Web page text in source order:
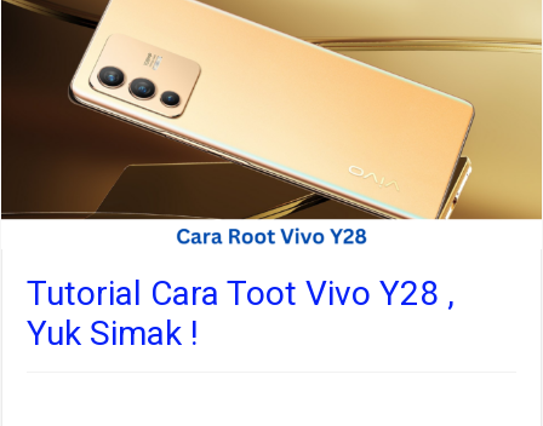
Tutorial Cara Toot Vivo Y28 ,
Yuk Simak !